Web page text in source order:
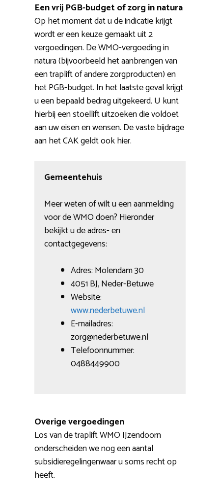
Een vrij PGB-budget of zorg in natura
Op het moment dat u de indicatie krijgt
wordt er een keuze gemaakt uit 2
vergoedingen. De WMO-vergoeding in
natura (bijvoorbeeld het aanbrengen van
een traplift of andere zorgproducten) en
het PGB-budget. In het laatste geval krijgt
u een bepaald bedrag uitgekeerd. U kunt
hierbij een stoellift uitzoeken die voldoet
aan uw eisen en wensen. De vaste bijdrage
aan het CAK geldt ook hier.
Gemeentehuis
Meer weten of wilt u een aanmelding
voor de WMO doen? Hieronder
bekijkt u de adres- en
contactgegevens:
Adres: Molendam 30
4051 BJ, Neder-Betuwe
Website:
www.nederbetuwe.nl
E-mailadres:
zorg@nederbetuwe.nl
Telefoonnummer:
0488449900
Overige vergoedingen
Los van de traplift WMO IJzendoorn
onderscheiden we nog een aantal
subsidieregelingenwaar u soms recht op
heeft.